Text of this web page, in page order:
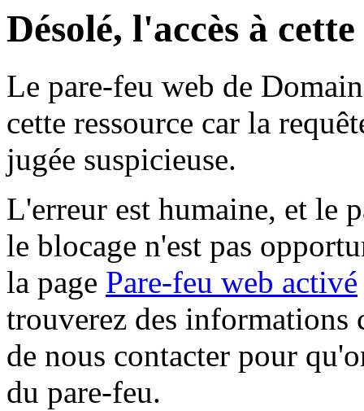
Désolé, l'accès à
Le pare-feu web de
cette ressource car la
jugée suspicieuse.
L'erreur est humaine, et le
le blocage n'est pas
la page Pare-feu web activé
trouverez des informations
de nous contacter pour
du pare-feu.